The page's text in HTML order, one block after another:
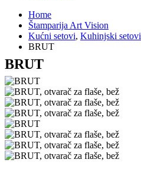
Home
Štamparija Art Vision
Kućni setovi, Kuhinjski setovi
BRUT
BRUT